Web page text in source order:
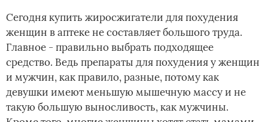
Сегодня купить жиросжигатели для похудения
женщин в аптеке не составляет большого труда.
Главное - правильно выбрать подходящее
средство. Ведь препараты для похудения у женщин
и мужчин, как правило, разные, потому как
девушки имеют меньшую мышечную массу и не
такую большую выносливость, как мужчины.